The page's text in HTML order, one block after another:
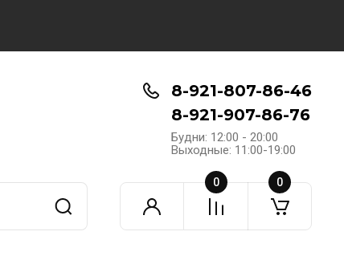
8-921-807-86-46
8-921-907-86-76
Будни: 12:00 - 20:00
Выходные: 11:00-19:00
0 0